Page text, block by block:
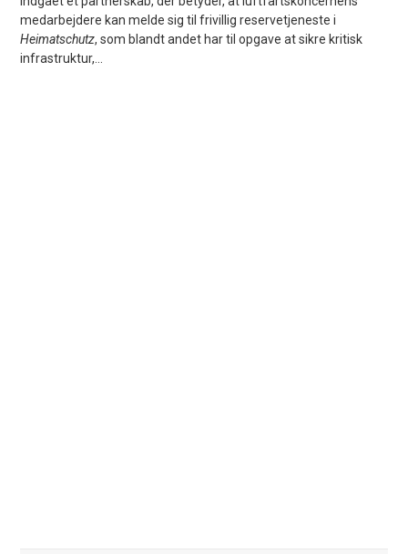
medarbejdere kan melde sig til frivillig reservetjeneste i
Heimatschutz, som blandt andet har til opgave at sikre kritisk
infrastruktur,...